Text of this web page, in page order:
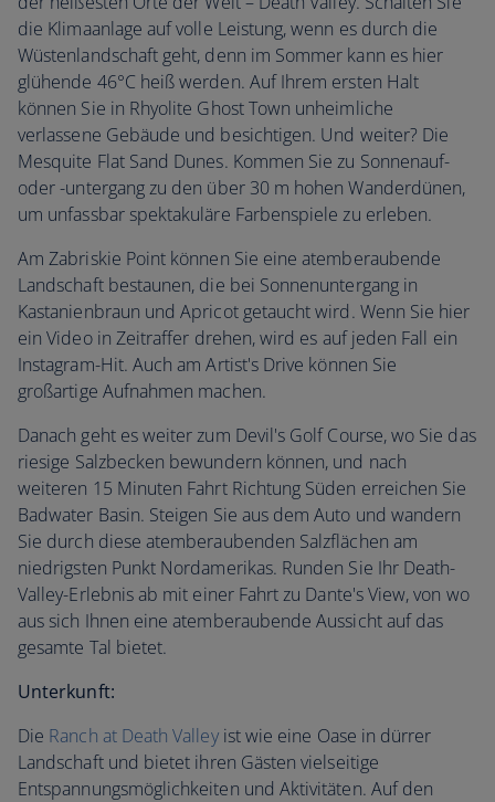
die Klimaanlage auf volle Leistung, wenn es durch die
Wüstenlandschaft geht, denn im Sommer kann es hier
glühende 46°C heiß werden. Auf Ihrem ersten Halt
können Sie in Rhyolite Ghost Town unheimliche
verlassene Gebäude und besichtigen. Und weiter? Die
Mesquite Flat Sand Dunes. Kommen Sie zu Sonnenauf-
oder -untergang zu den über 30 m hohen Wanderdünen,
um unfassbar spektakuläre Farbenspiele zu erleben.
Am Zabriskie Point können Sie eine atemberaubende
Landschaft bestaunen, die bei Sonnenuntergang in
Kastanienbraun und Apricot getaucht wird. Wenn Sie hier
ein Video in Zeitraffer drehen, wird es auf jeden Fall ein
Instagram-Hit. Auch am Artist's Drive können Sie
großartige Aufnahmen machen.
Danach geht es weiter zum Devil's Golf Course, wo Sie das
riesige Salzbecken bewundern können, und nach
weiteren 15 Minuten Fahrt Richtung Süden erreichen Sie
Badwater Basin. Steigen Sie aus dem Auto und wandern
Sie durch diese atemberaubenden Salzflächen am
niedrigsten Punkt Nordamerikas. Runden Sie Ihr Death-
Valley-Erlebnis ab mit einer Fahrt zu Dante's View, von wo
aus sich Ihnen eine atemberaubende Aussicht auf das
gesamte Tal bietet.
Unterkunft:
Die Ranch at Death Valleyist wie eine Oase in dürrer
Landschaft und bietet ihren Gästen vielseitige
Entspannungsmöglichkeiten und Aktivitäten. Auf den